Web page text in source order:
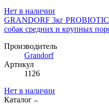
Нет в наличии
GRANDORF 3кг
собак средних и крупных
Производитель
Grandorf
Артикул
1126
Нет в наличии
Каталог